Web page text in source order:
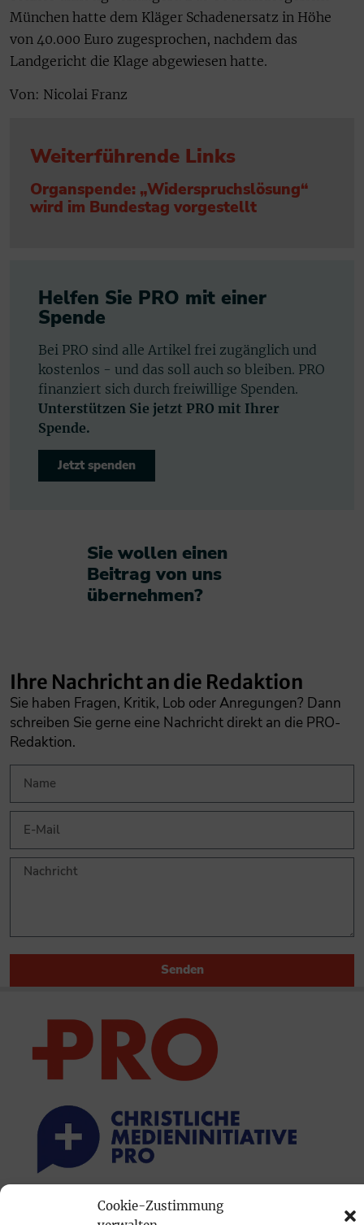
Cookie-Zustimmung
München hatte dem Kläger Schadenersatz in Höhe
von 40.000 Euro zugesprochen, nachdem das
Landgericht die Klage abgewiesen hatte.
Von: Nicolai Franz
Weiterführende Links
Organspende: „Widerspruchslösung“
wird im Bundestag vorgestellt
Helfen Sie PRO mit einer
Spende
Bei PRO sind alle Artikel frei zugänglich und
kostenlos - und das soll auch so bleiben. PRO
finanziert sich durch freiwillige Spenden.
Unterstützen Sie jetzt PRO mit Ihrer
Spende.
Jetzt spenden
Sie wollen einen
Beitrag von uns
übernehmen?​
Ihre Nachricht an die Redaktion
Sie haben Fragen, Kritik, Lob oder Anregungen? Dann
schreiben Sie gerne eine Nachricht direkt an die PRO-
Redaktion.
Senden
PRINTAUSGABE